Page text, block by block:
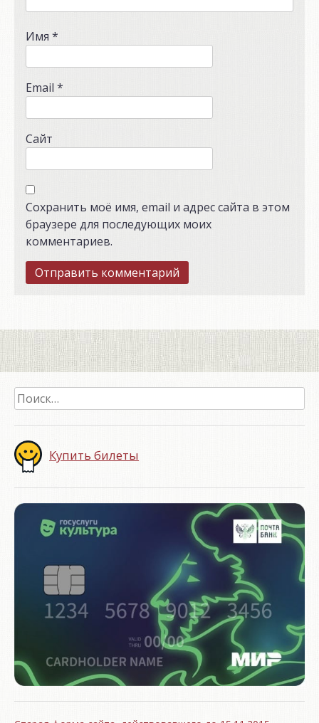
Имя *
Email *
Сайт
Сохранить моё имя, email и адрес сайта в этом
браузере для последующих моих
комментариев.
Найти:
Купить билеты